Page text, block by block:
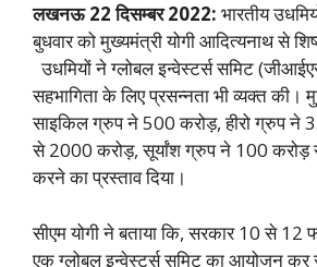
लखनऊ 22 दिसम्बर 2022: भारतीय
बुधवार को मुख्यमंत्री योगी आदित्यनाथ से
उधमियों ने ग्लोबल इन्वेस्टर्स समिट
सहभागिता के लिए प्रसन्नता भी व्यक्त की।
साइकिल ग्रुप ने 500 करोड़, हीरो ग्रुप ने
से 2000 करोड़, सूर्यांश ग्रुप ने 100 करोड़
करने का प्रस्ताव दिया।
सीएम योगी ने बताया कि, सरकार 10 से
एक ग्लोबल इन्वेस्टर्स समिट का आयोजन कर